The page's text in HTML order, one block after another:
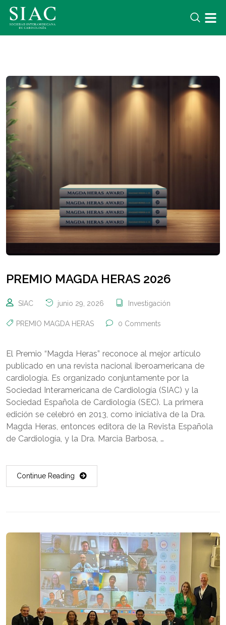
PREMIO MAGDA HERAS 2026
SIAC junio 29, 2026 Investigación
PREMIO MAGDA HERAS 0 Comments
El Premio “Magda Heras” reconoce al mejor artículo
publicado en una revista nacional iberoamericana de
cardiología. Es organizado conjuntamente por la
Sociedad Interamericana de Cardiología (SIAC) y la
Sociedad Española de Cardiología (SEC). La primera
edición se celebró en 2013, como iniciativa de la Dra.
Magda Heras, entonces editora de la Revista Española
de Cardiología, y la Dra. Marcia Barbosa, …
Continue Reading